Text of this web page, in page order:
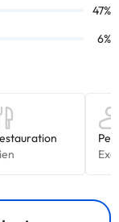
sur cette fiche